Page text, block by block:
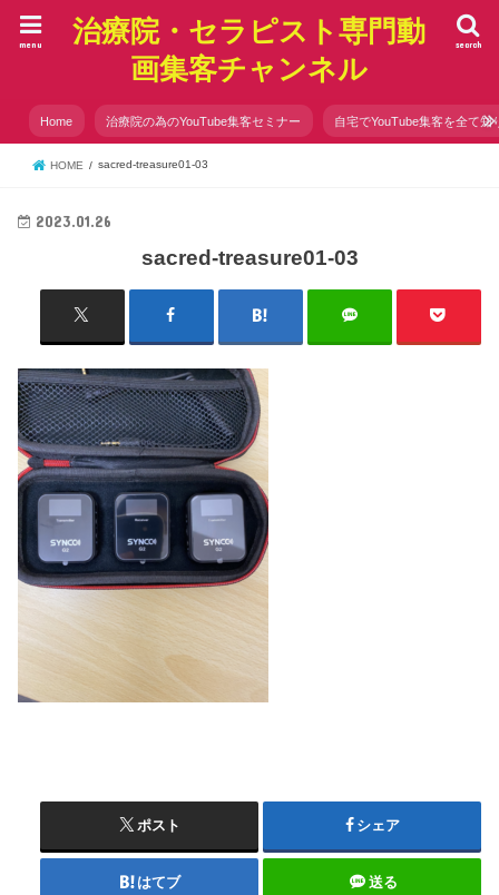
治療院・セラピスト専門動
画集客チャンネル
search
menu
Home 治療院の為のYouTube集客セミナー 自宅でYouTube集客を全て知
HOME sacred-treasure01-03
2023.01.26
sacred-treasure01-03
ポスト シェア
はてブ 送る